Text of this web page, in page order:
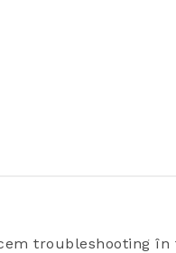
troubleshooting